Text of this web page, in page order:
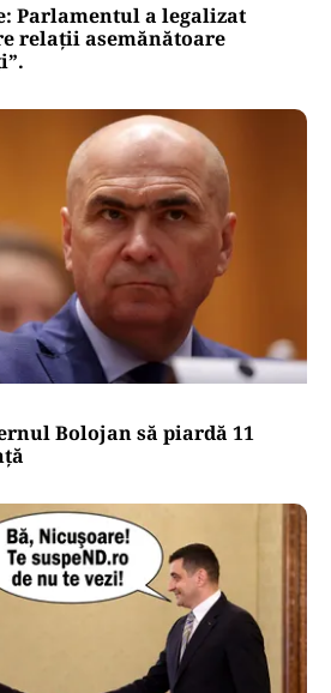
Parlamentul a legalizat
relații asemănătoare
Bolojan să piardă 11